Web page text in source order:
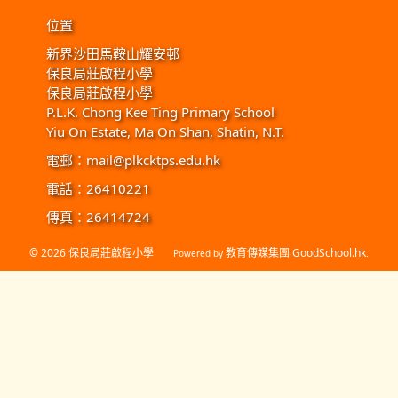
位置
新界沙田馬鞍山耀安邨
保良局莊啟程小學
保良局莊啟程小學
P.L.K. Chong Kee Ting Primary School
Yiu On Estate, Ma On Shan, Shatin, N.T.
電郵： mail@plkcktps.edu.hk
電話：26410221
傳真：26414724
© 2026保良局莊啟程小學 Powered by 教育傳媒集團‧GoodSchool.hk.